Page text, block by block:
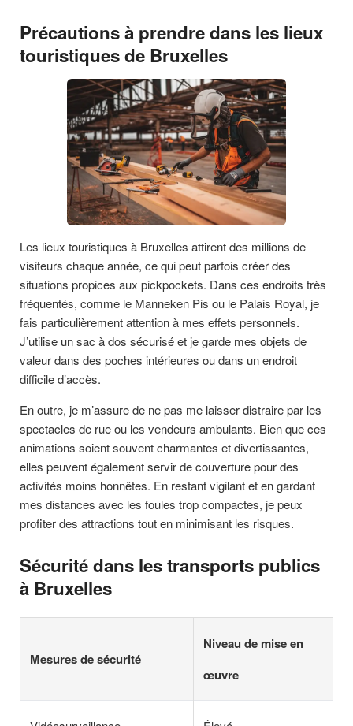
Précautions à prendre dans les lieux
touristiques de Bruxelles
Les lieux touristiques à Bruxelles attirent des millions de
visiteurs chaque année, ce qui peut parfois créer des
situations propices aux pickpockets. Dans ces endroits très
fréquentés, comme le Manneken Pis ou le Palais Royal, je
fais particulièrement attention à mes effets personnels.
J’utilise un sac à dos sécurisé et je garde mes objets de
valeur dans des poches intérieures ou dans un endroit
difficile d’accès.
En outre, je m’assure de ne pas me laisser distraire par les
spectacles de rue ou les vendeurs ambulants. Bien que ces
animations soient souvent charmantes et divertissantes,
elles peuvent également servir de couverture pour des
activités moins honnêtes. En restant vigilant et en gardant
mes distances avec les foules trop compactes, je peux
profiter des attractions tout en minimisant les risques.
Sécurité dans les transports publics
à Bruxelles
Mesures de sécurité
Niveau de mise en
œuvre